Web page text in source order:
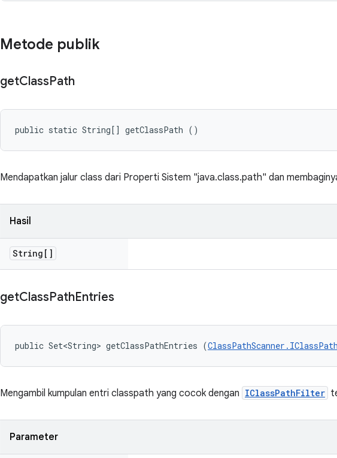
Metode publik
getClassPath
public static String[] getClassPath ()
Mendapatkan jalur class dari Properti Sistem "java.class.path" dan
Hasil
String[]
getClassPathEntries
public Set<String> getClassPathEntries (
Mengambil kumpulan entri classpath yang cocok dengan IClassPathFilter
Parameter